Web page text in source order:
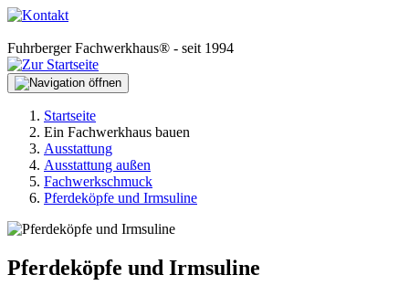
Fuhrberger Fachwerkhaus® - seit 1994
Startseite
Ein Fachwerkhaus bauen
Ausstattung
Ausstattung außen
Fachwerkschmuck
Pferdeköpfe und Irmsuline
Pferdeköpfe und Irmsuline